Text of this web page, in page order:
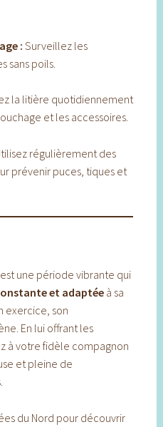
: Surveillez les
sans poils.
la litière quotidiennement
et les accessoires.
régulièrement des
prévenir puces, tiques et
une période vibrante qui
et adaptéeà sa
exercice, son
En lui offrant les
à votre fidèle compagnon
et pleine de
du Nord pour découvrir